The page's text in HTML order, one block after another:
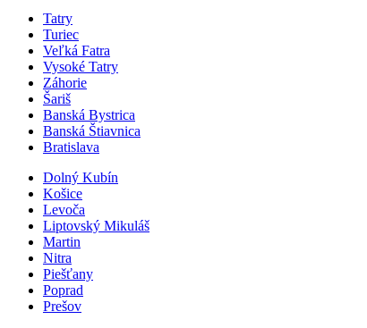
Tatry
Turiec
Veľká Fatra
Vysoké Tatry
Záhorie
Šariš
Banská Bystrica
Banská Štiavnica
Bratislava
Dolný Kubín
Košice
Levoča
Liptovský Mikuláš
Martin
Nitra
Piešťany
Poprad
Prešov